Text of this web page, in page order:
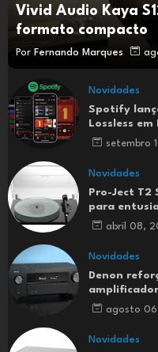
Vivid Audio Kaya
formato compacto
Por Fernando Marques
Novidades
Spotify
Lossless
setembro
Novidades
Pro-Ject T2
para
abril 08,
Novidades
Denon
agosto
Novidades